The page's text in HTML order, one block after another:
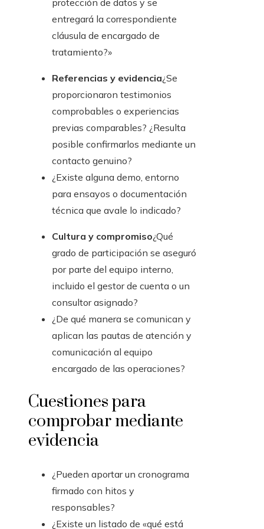
protección de datos y se
entregará la correspondiente
cláusula de encargado de
tratamiento?»
Referencias y evidencia¿Se
proporcionaron testimonios
comprobables o experiencias
previas comparables? ¿Resulta
posible confirmarlos mediante un
contacto genuino?
¿Existe alguna demo, entorno
para ensayos o documentación
técnica que avale lo indicado?
Cultura y compromiso¿Qué
grado de participación se aseguró
por parte del equipo interno,
incluido el gestor de cuenta o un
consultor asignado?
¿De qué manera se comunican y
aplican las pautas de atención y
comunicación al equipo
encargado de las operaciones?
Cuestiones para
comprobar mediante
evidencia
¿Pueden aportar un cronograma
firmado con hitos y
responsables?
¿Existe un listado de «qué está